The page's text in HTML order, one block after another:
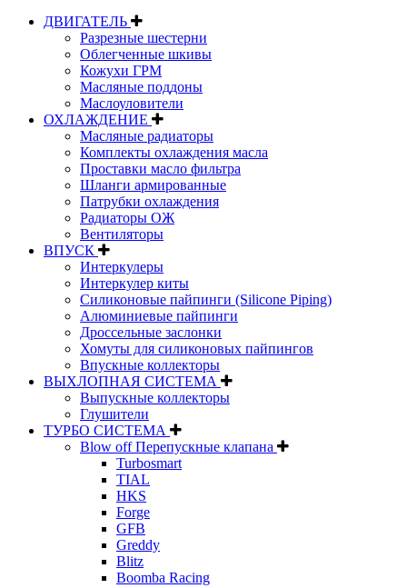
ДВИГАТЕЛЬ
Разрезные шестерни
Облегченные шкивы
Кожухи ГРМ
Масляные поддоны
Маслоуловители
ОХЛАЖДЕНИЕ
Масляные радиаторы
Комплекты охлаждения масла
Проставки масло фильтра
Шланги армированные
Патрубки охлаждения
Радиаторы ОЖ
Вентиляторы
ВПУСК
Интеркулеры
Интеркулер киты
Силиконовые пайпинги (Silicone Piping)
Алюминиевые пайпинги
Дроссельные заслонки
Хомуты для силиконовых пайпингов
Впускные коллекторы
ВЫХЛОПНАЯ СИСТЕМА
Выпускные коллекторы
Глушители
ТУРБО СИСТЕМА
Blow off Перепускные клапана
Turbosmart
TIAL
HKS
Forge
GFB
Greddy
Blitz
Boomba Racing